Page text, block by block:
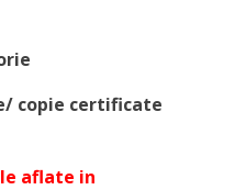
copie certificate
aflate in